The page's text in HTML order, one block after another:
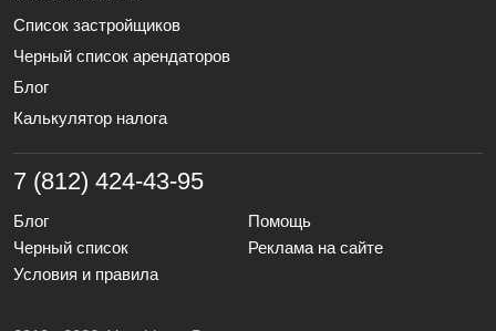
Список застройщиков
Черный список арендаторов
Блог
Калькулятор налога
7 (812) 424-43-95
Блог
Помощь
Черный список
Реклама на сайте
Условия и правила